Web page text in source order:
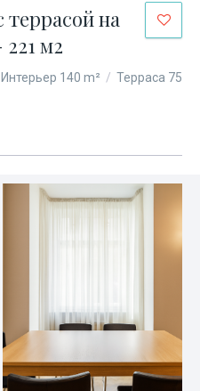
террасой на
м2
Интерьер 140 m² / Терраса 75